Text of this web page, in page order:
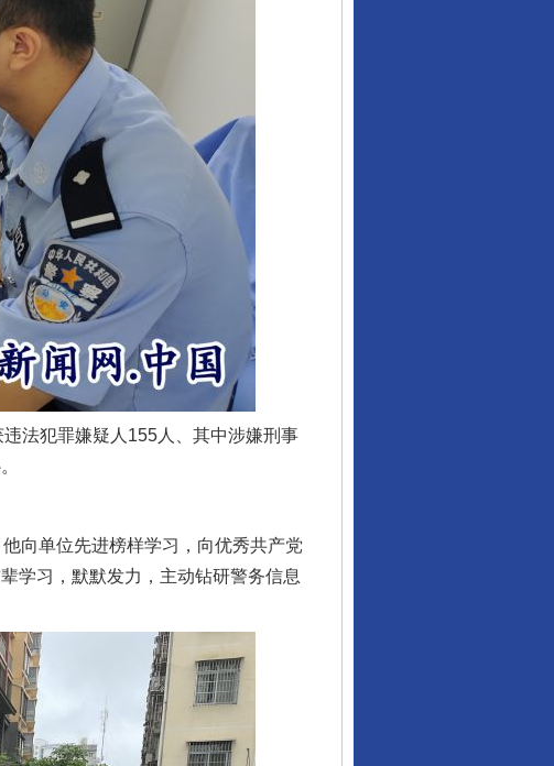
法犯罪嫌疑人155人、其中涉嫌刑事
向单位先进榜样学习，向优秀共产党
学习，默默发力，主动钻研警务信息